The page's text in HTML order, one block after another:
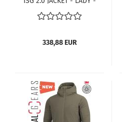
SCHWARZ
338,88 EUR